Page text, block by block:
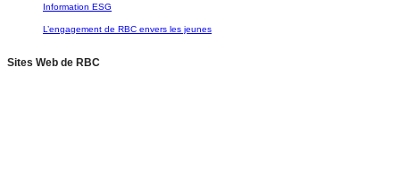
Information ESG
L’engagement de RBC envers les jeunes
Sites Web de RBC